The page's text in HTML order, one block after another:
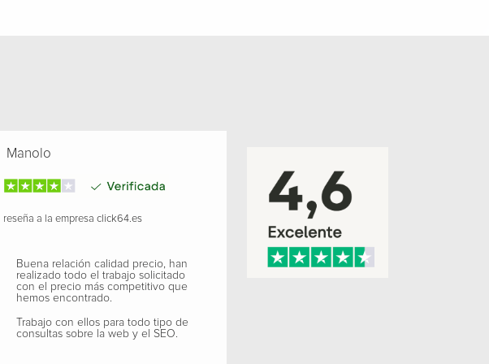
Manolo
reseña a la empresa click64.es
Buena relación calidad precio, han
realizado todo el trabajo solicitado
con el precio más competitivo que
hemos encontrado.
Trabajo con ellos para todo tipo de
consultas sobre la web y el SEO.